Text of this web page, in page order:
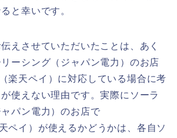
と幸いです。
えさせていただいたことは、あく
ーシング（ジャパン電力）のお店
楽天ペイ）に対応している場合に考
使えない理由です。実際にソーラ
パン電力）のお店で
ペイ）が使えるかどうかは、各自ソ